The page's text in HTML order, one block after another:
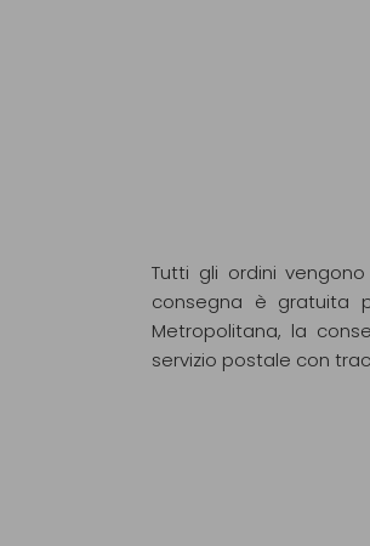
Tutti gli ordini
consegna è gratuita
Metropolitana, la
servizio postale con